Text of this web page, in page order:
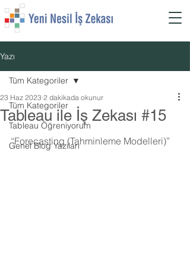
Yazı
Tüm Kategoriler
Tableau Öğreniyorum
Genel Blog Yazıları
Tüm Kategoriler
Tableau ile İş Zekası #15
23 Haz 2023 2 dakikada okunur
“Forecasting (Tahminleme Modelleri)”